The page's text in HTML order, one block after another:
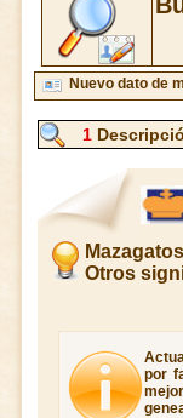
Nuevo dato de
1
Mazagatos
Otros
por